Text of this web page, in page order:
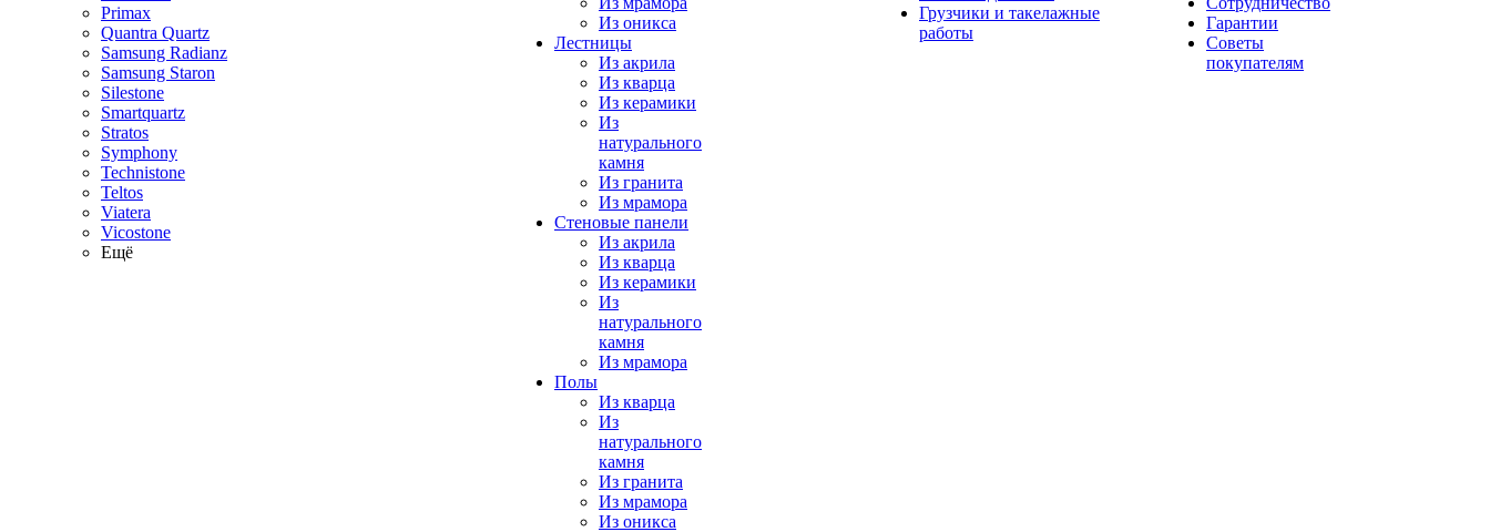
Primax
Quantra Quartz
Samsung Radianz
Samsung Staron
Silestone
Smartquartz
Stratos
Symphony
Technistone
Teltos
Viatera
Vicostone
Ещё
Из оникса
Лестницы
Из акрила
Из кварца
Из керамики
Из
натурального
камня
Из гранита
Из мрамора
Стеновые панели
Из акрила
Из кварца
Из керамики
Из
натурального
камня
Из мрамора
Полы
Из кварца
Из
натурального
камня
Из гранита
Из мрамора
Из оникса
Грузчики и такелажные
работы
Гарантии
Советы
покупателям